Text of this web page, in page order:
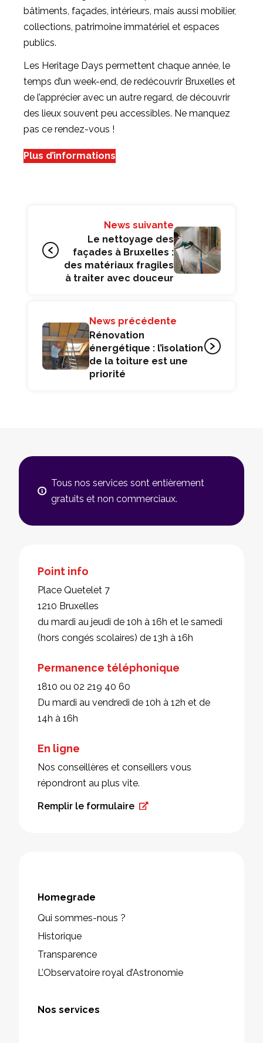
bâtiments, façades, intérieurs, mais aussi mobilier,
collections, patrimoine immatériel et espaces
publics.
Les Heritage Days permettent chaque année, le
temps d’un week-end, de redécouvrir Bruxelles et
de l’apprécier avec un autre regard, de découvrir
des lieux souvent peu accessibles. Ne manquez
pas ce rendez-vous !
Plus d’informations
News suivante
Le nettoyage des
façades à Bruxelles :
des matériaux fragiles
à traiter avec douceur
News précédente
Rénovation
énergétique : l’isolation
de la toiture est une
priorité
Tous nos services sont entièrement
gratuits et non commerciaux.
Point info
Place Quetelet 7
1210 Bruxelles
du mardi au jeudi de 10h à 16h et le samedi
(hors congés scolaires) de 13h à 16h
Permanence téléphonique
1810 ou 02 219 40 60
Du mardi au vendredi de 10h à 12h et de
14h à 16h
En ligne
Nos conseillères et conseillers vous
répondront au plus vite.
Remplir le formulaire
Homegrade
Qui sommes-nous ?
Historique
Transparence
L’Observatoire royal d’Astronomie
Nos services